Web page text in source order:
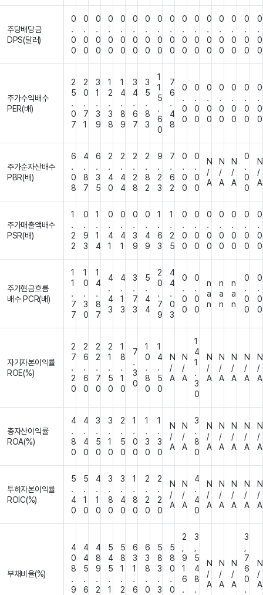
주당배당금
DPS(달러)
0
.
0
0
0
.
0
0
0
.
0
0
0
.
0
0
0
.
0
0
0
.
0
0
0
.
0
0
0
.
0
0
0
.
0
0
0
.
0
0
0
.
0
0
0
.
0
0
0
.
0
0
0
.
0
0
0
.
0
0
0
.
0
0
주가수익배수
PER(배)
2
5
.
0
7
2
0
.
7
1
3
1
.
3
9
1
2
.
3
8
1
4
.
8
9
3
4
.
6
7
3
5
.
8
3
1
1
5
.
6
0
7
6
.
4
8
0
.
0
0
0
.
0
0
0
.
0
0
0
.
0
0
0
.
0
0
0
.
0
0
0
.
0
0
주가순자산배수
PBR(배)
6
.
0
8
4
.
8
7
6
.
3
5
2
.
4
0
2
.
4
4
2
.
2
8
2
.
8
2
9
.
2
3
7
.
6
2
0
.
0
0
0
.
0
0
N
/
A
N
/
A
N
/
A
0
.
0
0
N
/
A
주가매출액배수
PSR(배)
1
.
2
2
0
.
9
3
1
.
1
4
0
.
4
1
0
.
4
1
0
.
3
9
0
.
4
9
1
.
6
3
1
.
2
5
0
.
0
0
0
.
0
0
0
.
0
0
0
.
0
0
0
.
0
0
0
.
0
0
0
.
0
0
주가현금흐름
배수 PCR(배)
1
1
.
7
7
1
0
.
3
0
1
4
.
8
7
4
.
4
3
4
.
1
3
3
.
7
3
5
.
4
4
2
0
.
7
9
4
4
.
0
3
0
.
0
0
0
.
0
0
n
a
n
n
a
n
n
a
n
0
.
0
0
0
.
0
0
자기자본이익률
ROE(%)
2
7
.
2
0
2
6
.
6
0
2
2
.
7
0
2
1
.
5
0
1
8
.
1
0
7
.
3
0
1
0
.
8
0
1
4
.
5
0
N
/
A
N
/
A
1
4
1
.
3
0
N
/
A
N
/
A
N
/
A
N
/
A
N
/
A
총자산이익률
ROA(%)
4
.
8
0
4
.
4
0
3
.
5
0
3
.
1
0
2
.
5
0
1
.
0
0
1
.
3
0
1
.
3
0
N
/
A
N
/
A
3
.
8
0
N
/
A
N
/
A
N
/
A
N
/
A
N
/
A
투하자본이익률
ROIC(%)
5
.
4
0
5
.
1
0
4
.
1
0
3
.
8
0
3
.
4
0
1
.
8
0
2
.
2
0
2
.
2
0
N
/
A
N
/
A
4
.
4
0
N
/
A
N
/
A
N
/
A
N
/
A
N
/
A
부채비율(%)
4
0
8
.
9
4
4
5
.
6
4
8
9
.
2
5
4
5
.
1
5
8
1
.
2
6
3
1
.
6
6
3
8
.
0
5
8
3
.
3
5
8
0
.
0
2
9
1
6
.
3
5
4
8
.
N
/
A
N
/
A
N
/
A
3
7
6
0
.
N
/
A